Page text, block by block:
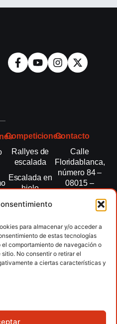
para almacenar y/o acceder a
de estas tecnologías
comportamiento de navegación o
No consentir o retirar el
a ciertas características y
Competiciones
Rallyes de
escalada
Escalada en
hielo
Esquí de
Marcha
Nórdica
Raquetas de
nieve
Contacto
Calle
Floridablanca,
número 84 –
08015 –
fedme@fedme.es
934 264 267